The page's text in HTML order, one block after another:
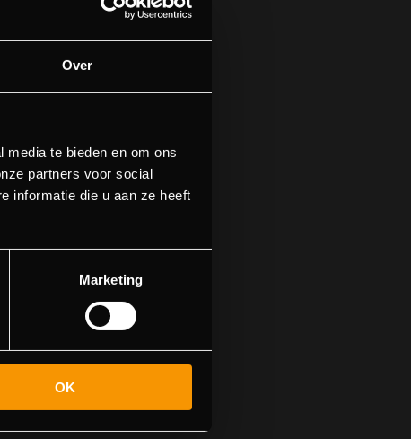
Over
te bieden en om ons
partners voor social
informatie die u aan ze heeft
Marketing
OK
this page